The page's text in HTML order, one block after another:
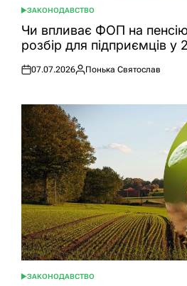
ОПУБЛІКУВАТИ
У
ЗАКОНОДАВСТВО
Чи впливає ФОП на
розбір для підприємців у
Оприлюднено
07.07.2026
Опубліковано
Понька Святослав
ОПУБЛІКУВАТИ
ЗАКОНОДАВСТВО